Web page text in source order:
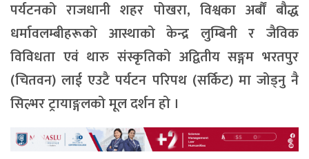
पर्यटनको राजधानी शहर पोखरा, विश्वका अर्बौं बौद्ध
धर्मावलम्बीहरूको आस्थाको केन्द्र लुम्बिनी र जैविक
विविधता एवं थारु संस्कृतिको अद्वितीय सङ्गम भरतपुर
(चितवन) लाई एउटै पर्यटन परिपथ (सर्किट) मा जोड्नु नै
सिल्भर ट्रायाङ्गलको मूल दर्शन हो ।